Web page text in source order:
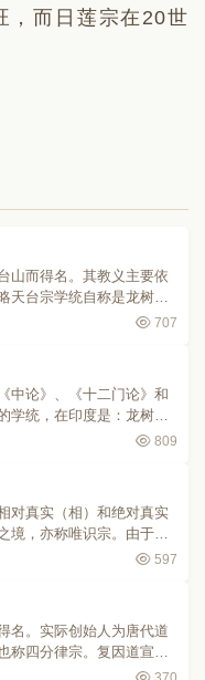
，而日莲宗在20世
山而得名。其教义主要依
天台宗学统自称是龙树、
然九祖相承。该宗思想，
707
中论》、《十二门论》和
学统，在印度是：龙树一
什。在中国则是：鸠摩罗
809
对真实（相）和绝对真实
境，亦称唯识宗。由于创
称慈恩宗。史略创始人玄
597
名。实际创始人为唐代道
称四分律宗。复因道宣住
相传释迦在世时，为约束